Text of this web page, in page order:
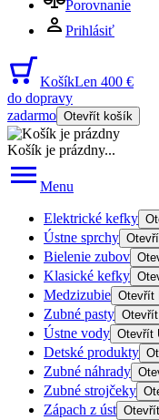
Porovnanie
Prihlásiť
KošíkLen 400 €
do dopravy
zadarmo Otevřít košík
Košík je prázdny...
Menu
Elektrické kefky
Ústne sprchy
Bielenie zubov
Klasické kefky
Medzizubie Otevřít
Zubné pasty Otevřít
Ústne vody Otevřít
Detské produkty
Zubné náhrady
Zubné strojčeky
Zápach z úst Otevřít